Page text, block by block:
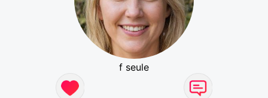
f seule